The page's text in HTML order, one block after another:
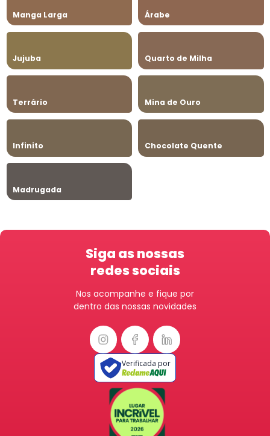
Manga Larga Árabe
Jujuba Quarto de Milha
Terrário Mina de Ouro
Infinito Chocolate Quente
Madrugada
Siga as nossas
redes sociais
Nos acompanhe e fique por
dentro das nossas novidades
Verificada por